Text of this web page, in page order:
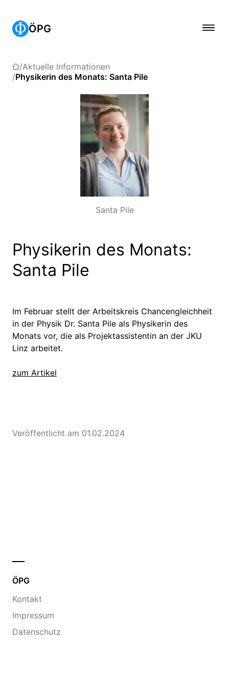
ÖPG
Aktuelle Informationen
Physikerin des Monats: Santa Pile
Santa Pile
Physikerin des Monats:
Santa Pile
Im Februar stellt der Arbeitskreis Chancengleichheit
in der Physik Dr. Santa Pile als Physikerin des
Monats vor, die als Projektassistentin an der JKU
Linz arbeitet.
zum Artikel
Veröffentlicht am 01.02.2024
ÖPG
Kontakt
Impressum
Datenschutz